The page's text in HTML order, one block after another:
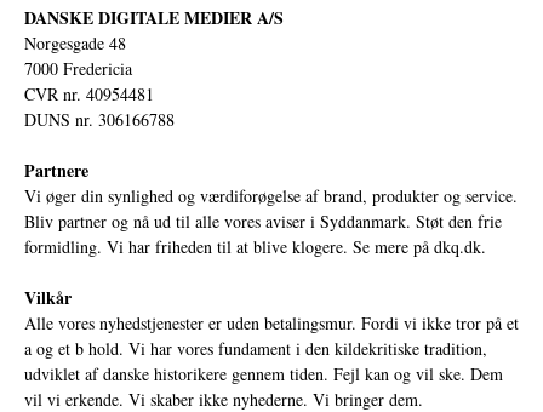
DANSKE DIGITALE MEDIER A/S
Norgesgade 48
7000 Fredericia
CVR nr. 40954481
DUNS nr. 306166788
Partnere
Vi øger din synlighed og værdiforøgelse af brand, produkter og service.
Bliv partner og nå ud til alle vores aviser i Syddanmark. Støt den frie
formidling. Vi har friheden til at blive klogere. Se mere på dkq.dk.
Vilkår
Alle vores nyhedstjenester er uden betalingsmur. Fordi vi ikke tror på et
a og et b hold. Vi har vores fundament i den kildekritiske tradition,
udviklet af danske historikere gennem tiden. Fejl kan og vil ske. Dem
vil vi erkende. Vi skaber ikke nyhederne. Vi bringer dem.